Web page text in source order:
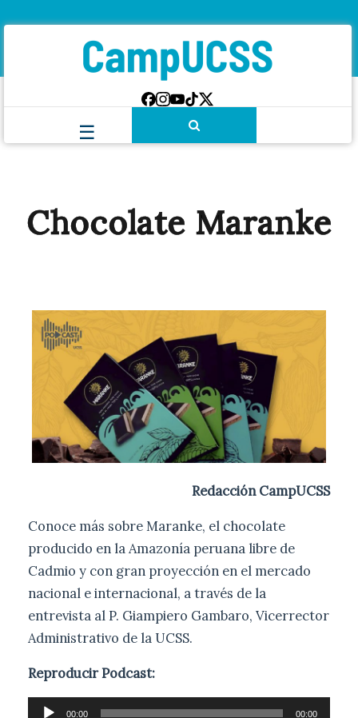
Chocolate Maranke
Redacción CampUCSS
Conoce más sobre Maranke, el chocolate
producido en la Amazonía peruana libre de
Cadmio y con gran proyección en el mercado
nacional e internacional, a través de la
entrevista al P. Giampiero Gambaro, Vicerrector
Administrativo de la UCSS.
Reproducir Podcast:
00:00 00:00